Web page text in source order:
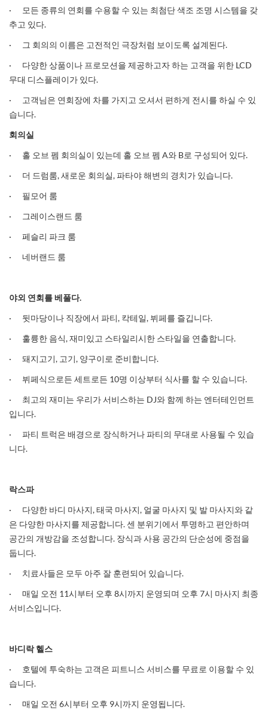
· 모든 종류의 연회를 수용할 수 있는 최첨단 색조 조명 시스템을 갖
추고 있다.
· 그 회의의 이름은 고전적인 극장처럼 보이도록 설계된다.
· 다양한 상품이나 프로모션을 제공하고자 하는 고객을 위한 LCD
무대 디스플레이가 있다.
· 고객님은 연회장에 차를 가지고 오셔서 편하게 전시를 하실 수 있
습니다.
회의실
· 홀 오브 펨 회의실이 있는데 홀 오브 펨 A와 B로 구성되어 있다.
· 더 드럼룸, 새로운 회의실, 파타야 해변의 경치가 있습니다.
· 필모어 룸
· 그레이스랜드 룸
· 페슬리 파크 룸
· 네버랜드 룸
야외 연회를베풀다.
· 뒷마당이나 직장에서 파티, 칵테일, 뷔페를 즐깁니다.
· 훌륭한 음식, 재미있고 스타일리시한 스타일을 연출합니다.
· 돼지고기, 고기, 양구이로 준비합니다.
· 뷔페식으로든 세트로든 10명 이상부터 식사를 할 수 있습니다.
· 최고의 재미는 우리가 서비스하는 DJ와 함께 하는 엔터테인먼트
입니다.
· 파티 트럭은 배경으로 장식하거나 파티의 무대로 사용될 수 있습
니다.
락스파
· 다양한 바디 마사지, 태국 마사지, 얼굴 마사지 및 발 마사지와 같
은 다양한 마사지를 제공합니다. 센 분위기에서 투명하고 편안하며
공간의 개방감을 조성합니다. 장식과 사용 공간의 단순성에 중점을
둡니다.
· 치료사들은 모두 아주 잘 훈련되어 있습니다.
· 매일 오전 11시부터 오후 8시까지 운영되며 오후 7시 마사지 최종
서비스입니다.
바디락헬스
· 호텔에 투숙하는 고객은 피트니스 서비스를 무료로 이용할 수 있
습니다.
· 매일 오전 6시부터 오후 9시까지 운영됩니다.